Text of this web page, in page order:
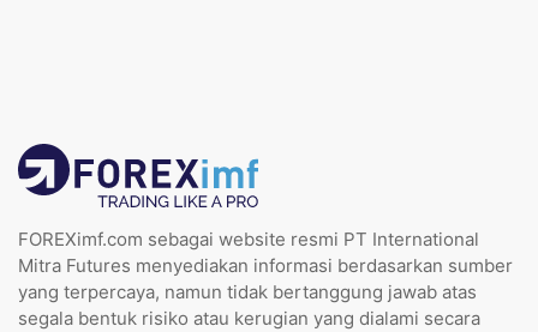
FOREXimf.com sebagai website resmi PT International
Mitra Futures menyediakan informasi berdasarkan sumber
yang terpercaya, namun tidak bertanggung jawab atas
segala bentuk risiko atau kerugian yang dialami secara